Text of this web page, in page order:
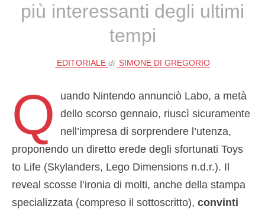
più interessanti degli ultimi
tempi
EDITORIALE di SIMONE DI GREGORIO
Q
uando Nintendo annunciò Labo, a metà
dello scorso gennaio, riuscì sicuramente
nell’impresa di sorprendere l’utenza,
proponendo un diretto erede degli sfortunati Toys
to Life (Skylanders, Lego Dimensions n.d.r.). Il
reveal scosse l’ironia di molti, anche della stampa
specializzata (compreso il sottoscritto), convinti